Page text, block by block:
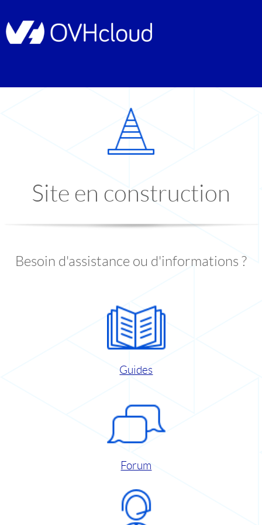
Site en construction
Besoin d'assistance ou d'informations ?
Guides
Forum